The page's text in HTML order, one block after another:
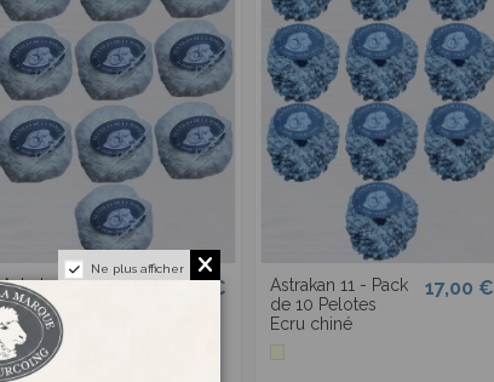
Astrakan 10 - Pack
de 10 Pelotes
Ecru
17,00 €
Astrakan 11 - Pack
de 10 Pelotes
Ecru chiné
17,00 €
Ne plus afficher